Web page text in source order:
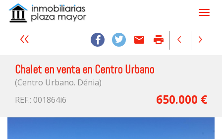
email print
Chalet en venta en Centro Urbano
(Centro Urbano. Dénia)
REF.: 001864i6
650.000 €